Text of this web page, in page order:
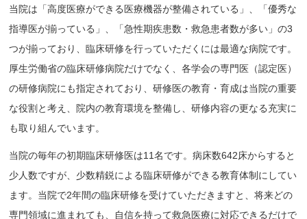
当院は「高度医療ができる医療機器が整備されている」、「優秀な
指導医が揃っている」、「急性期疾患数・救急患者数が多い」の3
つが揃っており、臨床研修を行っていただくには最適な病院です。
厚生労働省の臨床研修病院だけでなく、各学会の専門医（認定医）
の研修病院にも指定されており、研修医の教育・育成は当院の重要
な役割と考え、院内の教育環境を整備し、研修内容の更なる充実に
も取り組んでいます。
当院の毎年の初期臨床研修医は11名です。病床数642床からすると
少人数ですが、少数精鋭による臨床研修ができる教育体制にしてい
ます。当院で2年間の臨床研修を受けていただきますと、将来どの
専門領域に進まれても、自信を持って救急医療に対応できるだけで